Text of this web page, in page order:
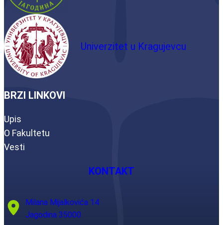
Univerzitet u Kragujevcu
BRZI LINKOVI
Upis
O Fakultetu
Vesti
KONTAKT
Milana Mijalkovića 14
Jagodina 35000